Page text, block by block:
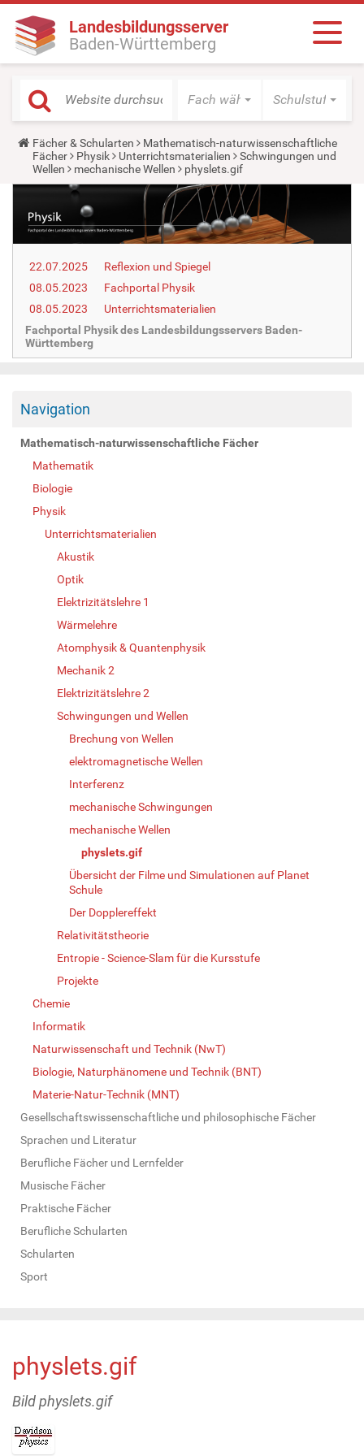
Landesbildungsserver
Baden-Württemberg
Fach wählen Schulstufe
Y
o
u
a
h
e
r
:
Fächer & Schularten
Mathematisch-naturwissenschaftliche
Fächer
Physik Unterrichtsmaterialien
Schwingungen und
Wellen
mechanische Wellen physlets.gif
22.07.2025
Reflexion und Spiegel
08.05.2023
Fachportal Physik
08.05.2023
Unterrichtsmaterialien
Fachportal Physik des Landesbildungsservers Baden-
Württemberg
Navigation
Mathematisch-naturwissenschaftliche Fächer
Mathematik
Biologie
Physik
Unterrichtsmaterialien
Akustik
Optik
Elektrizitätslehre 1
Wärmelehre
Atomphysik & Quantenphysik
Mechanik 2
Elektrizitätslehre 2
Schwingungen und Wellen
Brechung von Wellen
elektromagnetische Wellen
Interferenz
mechanische Schwingungen
mechanische Wellen
physlets.gif
Übersicht der Filme und Simulationen auf Planet
Schule
Der Dopplereffekt
Relativitätstheorie
Entropie - Science-Slam für die Kursstufe
Projekte
Chemie
Informatik
Naturwissenschaft und Technik (NwT)
Biologie, Naturphänomene und Technik (BNT)
Materie-Natur-Technik (MNT)
Gesellschaftswissenschaftliche und philosophische Fächer
Sprachen und Literatur
Berufliche Fächer und Lernfelder
Musische Fächer
Praktische Fächer
Berufliche Schularten
Schularten
Sport
physlets.gif
Bild physlets.gif